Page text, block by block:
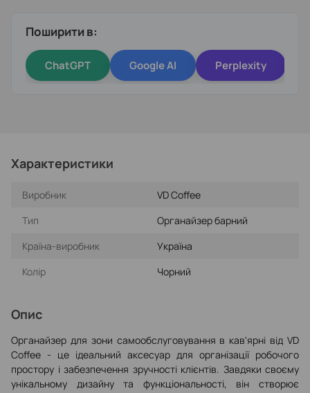
Поширити в:
ChatGPT Google AI Perplexity
Характеристики
Виробник
VD Coffee
Тип
Органайзер барний
Країна-виробник
Україна
Колір
Чорний
Опис
Органайзер для зони самообслуговування в кав'ярні від VD
Coffee - це ідеальний аксесуар для організації робочого
простору і забезпечення зручності клієнтів. Завдяки своєму
унікальному дизайну та функціональності, він створює